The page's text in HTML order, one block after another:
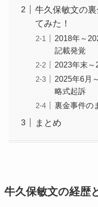
牛久保敏文の
てみた！
2018年～
記載発覚
2023年末
2025年6月
略式起訴
裏金事件の
まとめ
牛久保敏文の経歴